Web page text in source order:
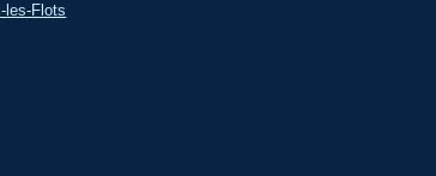
les-Flots